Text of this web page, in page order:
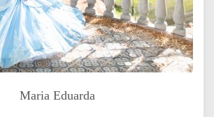
Maria Eduarda